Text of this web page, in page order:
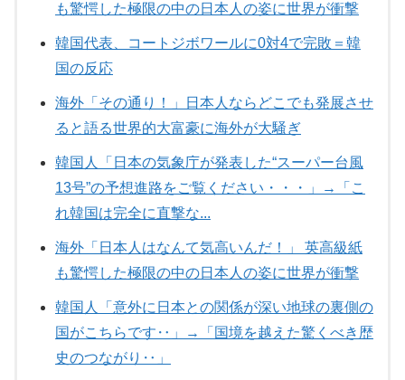
も驚愕した極限の中の日本人の姿に世界が衝撃
韓国代表、コートジボワールに0対4で完敗＝韓
国の反応
海外「その通り！」日本人ならどこでも発展させ
ると語る世界的大富豪に海外が大騒ぎ
韓国人「日本の気象庁が発表した“スーパー台風
13号”の予想進路をご覧ください・・・」→「こ
れ韓国は完全に直撃な...
海外「日本人はなんて気高いんだ！」 英高級紙
も驚愕した極限の中の日本人の姿に世界が衝撃
韓国人「意外に日本との関係が深い地球の裏側の
国がこちらです‥」→「国境を越えた驚くべき歴
史のつながり‥」